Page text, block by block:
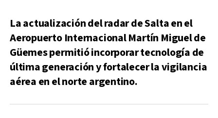
La actualización del radar de Salta en el
Aeropuerto Internacional Martín Miguel de
Güemes permitió incorporar tecnología de
última generación y fortalecer la vigilancia
aérea en el norte argentino.